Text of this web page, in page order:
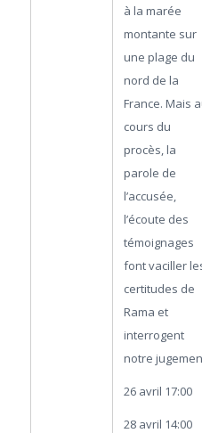
à la marée
montante sur
une plage du
nord de la
France. Mais
cours du
procès, la
parole de
l’accusée,
l’écoute des
témoignages
font vaciller
certitudes de
Rama et
interrogent
notre
26 avril 17:00
28 avril 14:00